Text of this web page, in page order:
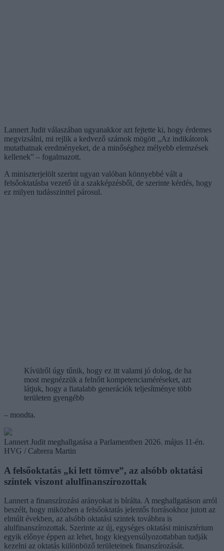
Lannert Judit válaszában ugyanakkor azt fejtette ki, hogy érdemes
megvizsálni, mi rejlik a kedvező számok mögött „Az indikátorok
mutathatnak eredményeket, de a minőséghez mélyebb elemzések
kellenek” – fogalmazott.
A miniszterjelölt szerint ugyan valóban könnyebbé vált a
felsőoktatásba vezető út a szakképzésből, de szerinte kérdés, hogy
ez milyen tudásszinttel párosul.
Kívülről úgy tűnik, hogy ez itt valami jó dolog, de ha
most megnézzük a felnőtt kompetenciaméréseket, azt
látjuk, hogy a fiatalabb generációk teljesítménye több
területen gyengébb
– mondta.
Lannert Judit meghallgatása a Parlamentben 2026. május 11-én.
HVG / Cabrera Martin
A felsőoktatás „ki lett tömve”, az alsóbb oktatási
szintek viszont alulfinanszírozottak
Lannert a finanszírozási arányokat is bírálta. A meghallgatáson arról
beszélt, hogy miközben a felsőoktatás jelentős forrásokhoz jutott az
elmúlt években, az alsóbb oktatási szintek továbbra is
alulfinanszírozottak. Szerinte az új, egységes oktatási minisztérium
egyik előnye éppen az lehet, hogy kiegyensúlyozottabban tudják
kezelni az oktatás különböző területeinek finanszírozását.